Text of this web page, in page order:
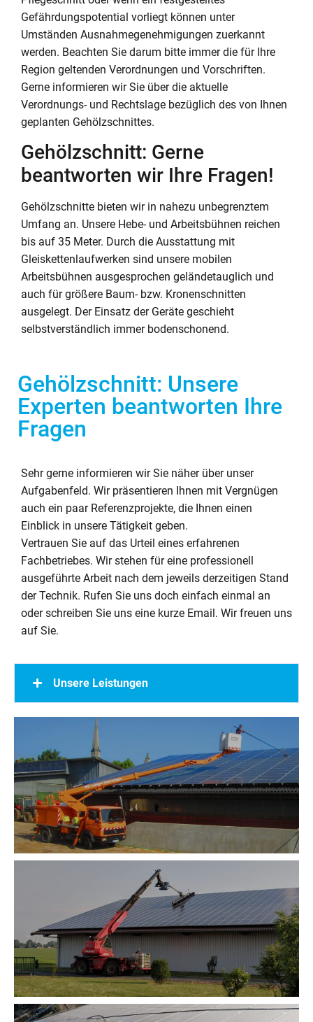
Gefährdungspotential vorliegt können unter
Umständen Ausnahmegenehmigungen zuerkannt
werden. Beachten Sie darum bitte immer die für Ihre
Region geltenden Verordnungen und Vorschriften.
Gerne informieren wir Sie über die aktuelle
Verordnungs- und Rechtslage bezüglich des von Ihnen
geplanten Gehölzschnittes.
Gehölzschnitt: Gerne
beantworten wir Ihre Fragen!
Gehölzschnitte bieten wir in nahezu unbegrenztem
Umfang an. Unsere Hebe- und Arbeitsbühnen reichen
bis auf 35 Meter. Durch die Ausstattung mit
Gleiskettenlaufwerken sind unsere mobilen
Arbeitsbühnen ausgesprochen geländetauglich und
auch für größere Baum- bzw. Kronenschnitten
ausgelegt. Der Einsatz der Geräte geschieht
selbstverständlich immer bodenschonend.
Gehölzschnitt: Unsere
Experten beantworten Ihre
Fragen
Sehr gerne informieren wir Sie näher über unser
Aufgabenfeld. Wir präsentieren Ihnen mit Vergnügen
auch ein paar Referenzprojekte, die Ihnen einen
Einblick in unsere Tätigkeit geben.
Vertrauen Sie auf das Urteil eines erfahrenen
Fachbetriebes. Wir stehen für eine professionell
ausgeführte Arbeit nach dem jeweils derzeitigen Stand
der Technik. Rufen Sie uns doch einfach einmal an
oder schreiben Sie uns eine kurze Email. Wir freuen uns
auf Sie.
Unsere Leistungen